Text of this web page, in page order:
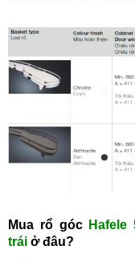
Mua rổ góc Hafele
trái ởđâu?